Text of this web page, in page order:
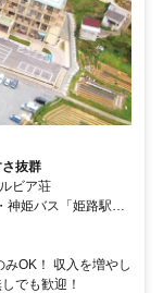
抜群
ビア荘
姫バス「姫路駅」
OK！ 収入を増やし
でも歓迎！